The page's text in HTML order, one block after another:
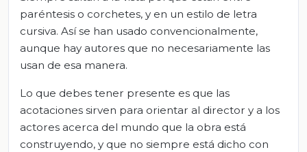
paréntesis o corchetes, y en un estilo de letra
cursiva. Así se han usado convencionalmente,
aunque hay autores que no necesariamente las
usan de esa manera.
Lo que debes tener presente es que las
acotaciones sirven para orientar al director y a los
actores acerca del mundo que la obra está
construyendo, y que no siempre está dicho con